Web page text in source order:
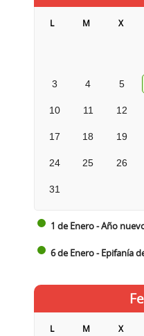
L M X
3 4 5
10 11 12
17 18 19
24 25 26
31
1 de Enero - Año
6 de Enero - Epifanía
L M X